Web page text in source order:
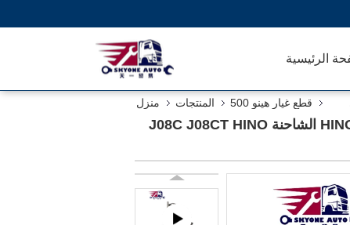
الرئيسية
منزل المنتجات قطع غيار هينو 500
قطاعات الشاحنات اليابانية صمام رلاي الفرامل 44540-1870 44540-1860 لشركة HINO 500 RANGER الشاحنة J08C J08CT HINO